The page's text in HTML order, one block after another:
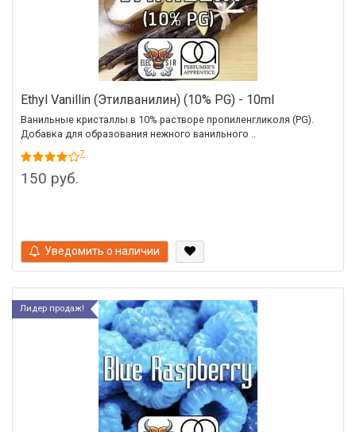
Ethyl Vanillin (Этилванилин) (10% PG) - 10ml
Ванильные кристаллы в 10% растворе пропиленгликоля (PG).
Добавка для образования нежного ванильного ..
7
150 руб.
Уведомить о наличии
Лидер продаж!